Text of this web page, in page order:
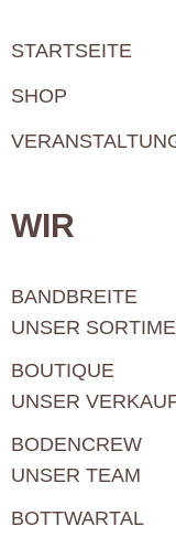
STARTSEITE
SHOP
WIR
BANDBREITE
UNSER
BOUTIQUE
UNSER
BODENCREW
UNSER TEAM
BOTTWARTAL